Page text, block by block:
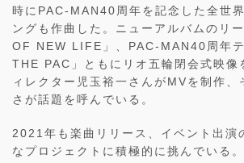
時にPAC-MAN40周年を記念した全世
ングも作曲した。ニューアルバムのリ
OF NEW LIFE」、PAC-MAN40周年
THE PAC」ともにリオ五輪閉会式映像
ィレクター児玉裕一さんがMVを制作、
さが話題を呼んでいる。
2021年も楽曲リリース、イベント出演
なプロジェクトに積極的に挑んでいる。